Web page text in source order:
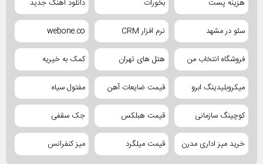
هزینه پست بخورات دانلود آهنگ جدید
سئو در مشهد نرم افزار CRM webone.co
فروشگاه انتخاب من هتل های تهران کمک به خیریه
میکروبلیدینگ ابرو قیمت ضایعات آهن مفتول سیاه
کوچینگ سازمانی قیمت هبلکس جک سقفی
خرید میز اداری مدرن قیمت میلگرد میز کنفرانس